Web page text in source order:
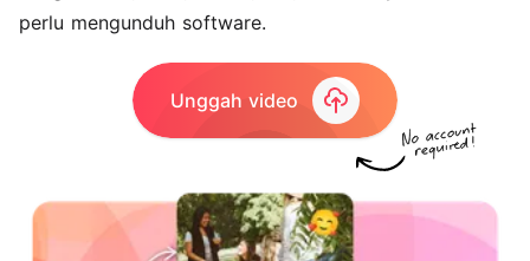
perlu mengunduh software.
Unggah video